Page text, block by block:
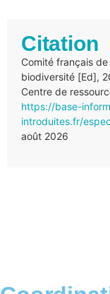
Citation
Comité français
biodiversité [Ed],
Centre de
https://base-
introduites.fr/
août 2026